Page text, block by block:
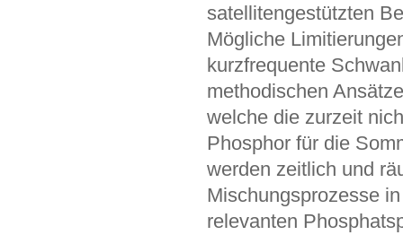
satellitengestützten
Mögliche
kurzfrequente
methodischen
welche die zurzeit
Phosphor für die
werden zeitlich und
Mischungsprozesse
relevanten